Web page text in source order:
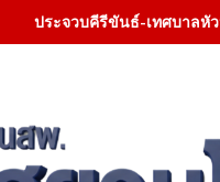
ประจวบคีรีขันธ์-เลียงผา สั